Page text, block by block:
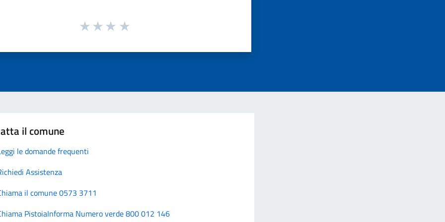
il comune
le domande frequenti
Assistenza
il comune 0573 3711
PistoiaInforma Numero verde 800 012 146